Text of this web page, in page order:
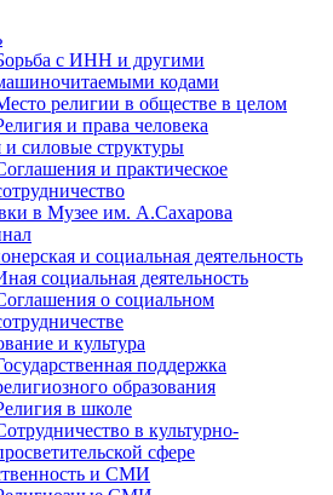
с ИНН и другими
кодами
религии в обществе в целом
и права человека
силовые структуры
и практическое
в Музее им. А.Сахарова
и социальная деятельность
социальная деятельность
о социальном
и культура
поддержка
образования
в школе
в культурно-
сфере
и СМИ